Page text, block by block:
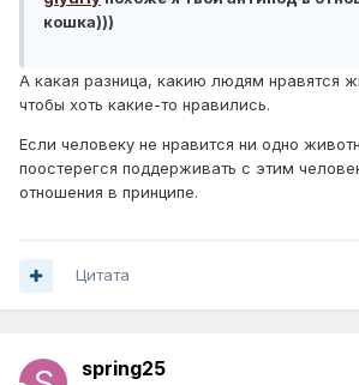
кошка)))
А какая разница, какию людям нравятся
чтобы хоть какие-то нравились.
Если человеку не нравится ни одно
поостерегся поддерживать с этим
отношения в принципе.
Цитата
spring25